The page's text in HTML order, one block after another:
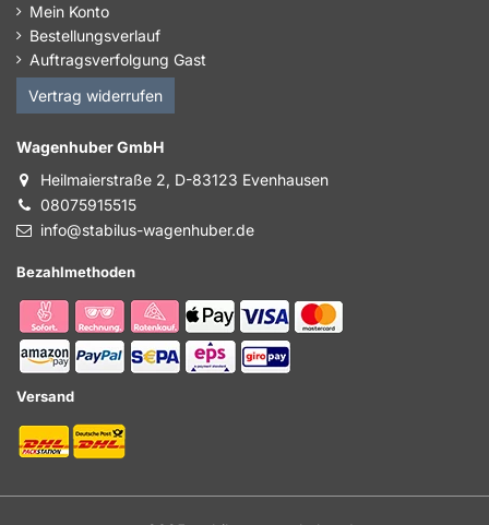
Mein Konto
Bestellungsverlauf
Auftragsverfolgung Gast
Vertrag widerrufen
Wagenhuber GmbH
Heilmaierstraße 2, D-83123 Evenhausen
08075915515
info@stabilus-wagenhuber.de
Bezahlmethoden
Versand